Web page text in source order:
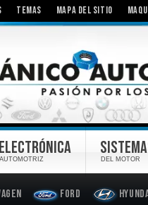
TEMAS MAPA DEL SITIO
ELECTRÓNICA
AUTOMOTRIZ DEL MOTOR
Ford